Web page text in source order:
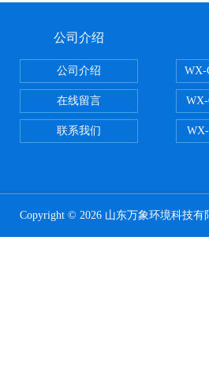
公司介绍
公司介绍
在线留言
联系我们
WX-
WX-
Copyright © 2026 山东万象环境科技有